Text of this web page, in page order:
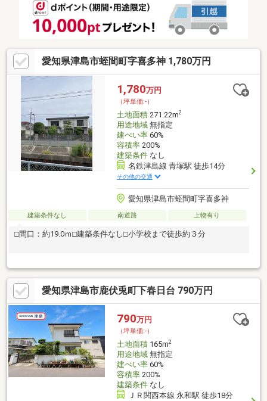
愛知県津島市蛭間町字喜多神 1,780万円
1,780万円
（坪単価:-）
土地面積271.22m2
用途地域無指定
建ぺい率60%
容積率200%
建築条件なし
名鉄津島線 青塚駅 徒歩14分
その他の交通
愛知県津島市蛭間町字喜多神
建築条件なし 南道路 上物有り
□間口：約19.0ｍ□建築条件なし□小学校まで徒歩約３分
愛知県津島市鹿伏兎町下春日台 790万円
790万円
（坪単価:-）
土地面積165m2
用途地域無指定
建ぺい率60%
容積率200%
建築条件なし
ＪＲ関西本線 永和駅 徒歩18分